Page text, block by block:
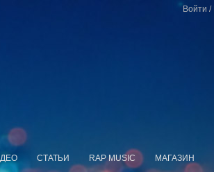
Войти /
СТАТЬИ RAP MUSIC МАГАЗИН